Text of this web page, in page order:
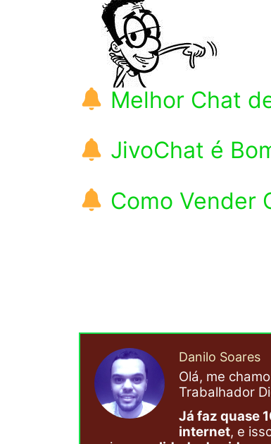
Melhor Chat
JivoChat é
Como Vender
Danilo Soares
Olá, me
Trabalhador
Já faz quase
internet, e